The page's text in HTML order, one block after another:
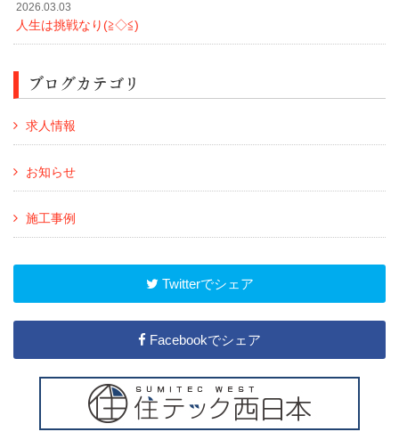
2026.03.03
人生は挑戦なり(≧◇≦)
ブログカテゴリ
求人情報
お知らせ
施工事例
Twitterでシェア
Facebookでシェア